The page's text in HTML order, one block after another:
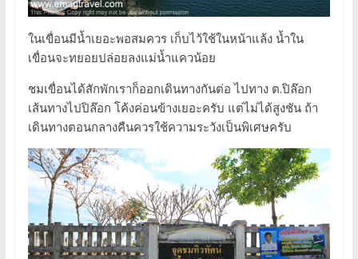
ในเขื่อนมีน้ำเยอะพอสมควร เก็บไว้ใช้ในหน้าแล้ง น้ำใน
เขื่อนจะทยอยปล่อยลงแม่น้ำแควน้อย
ชมเขื่อนได้สักพักเราก็ออกเดินทางกันต่อ ไปทาง ต.ปิล๊อก
เส้นทางไปปิล๊อก โค้งค่อนข้างเยอะครับ แต่ไม่ได้สูงชัน ถ้า
เดินทางตอนกลางคืนควรใช้ความระวังเป็นพิเศษครับ